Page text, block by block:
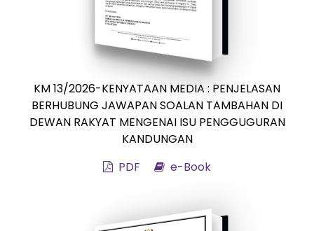
KM 13/2026-KENYATAAN MEDIA : PENJELASAN
BERHUBUNG JAWAPAN SOALAN TAMBAHAN DI
DEWAN RAKYAT MENGENAI ISU PENGGUGURAN
KANDUNGAN
PDF
e-Book